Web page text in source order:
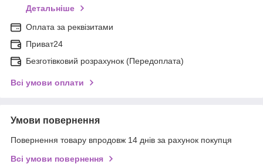
Детальніше
Оплата за реквізитами
Приват24
Безготівковий розрахунок (Передоплата)
Всі умови оплати
Умови повернення
Повернення товару впродовж 14 днів за рахунок покупця
Всі умови повернення